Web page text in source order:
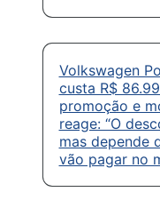
Volkswagen
custa R$
promoção e
reage: “O
mas depende
vão pagar no